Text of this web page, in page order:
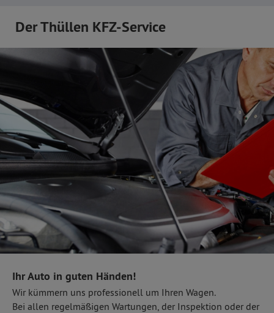
Der Thüllen KFZ-Service
Ihr Auto in guten Händen!
Wir kümmern uns professionell um Ihren Wagen.
Bei allen regelmäßigen Wartungen, der Inspektion oder der